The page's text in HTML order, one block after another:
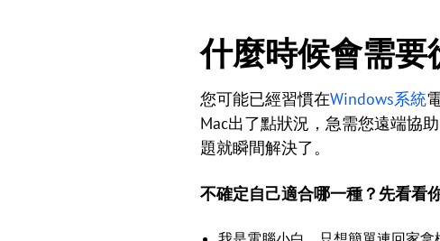
什麼時候會需要
您可能已經習慣在Windows系統
Mac出了點狀況，急需您遠端協
題就瞬間解決了。
不確定自己適合哪一種？先看看